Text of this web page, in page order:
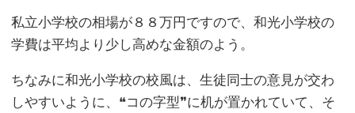
私立小学校の相場が８８万円ですので、和光小学校の
学費は平均より少し高めな金額のよう。
ちなみに和光小学校の校風は、生徒同士の意見が交わ
しやすいように、❝コの字型❞に机が置かれていて、そ